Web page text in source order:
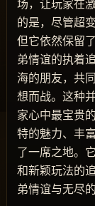
场，让玩家在
的是，尽管超
但它依然保留
弟情谊的执着
海的朋友，共
想而战。这种
家心中最宝贵
特的魅力、丰
了一席之地。
和新颖玩法的
弟情谊与无尽